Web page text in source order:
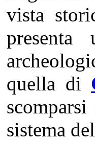
vista
quella di
sistema